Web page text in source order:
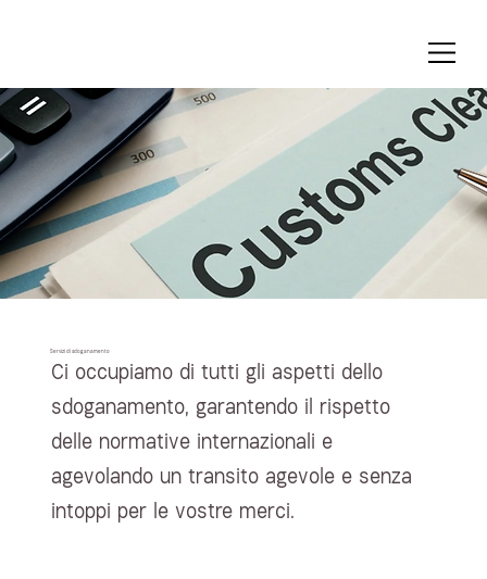
Servizi di sdoganamento
Ci occupiamo di tutti gli aspetti dello
sdoganamento, garantendo il rispetto
delle normative internazionali e
agevolando un transito agevole e senza
intoppi per le vostre merci.